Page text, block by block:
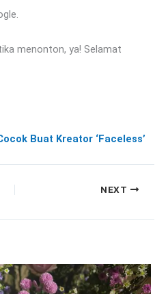
menonton, ya! Selamat
Buat Kreator ‘Faceless’
NEXT